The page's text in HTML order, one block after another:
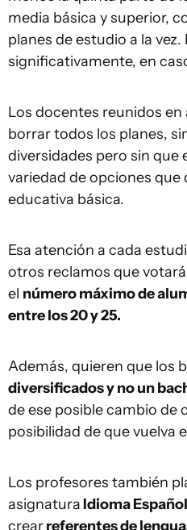
media básica y superior,
planes de estudio a la
significativamente, en
Los docentes reunidos
borrar todos los planes,
diversidades pero sin que
variedad de opciones que
educativa básica.
Esa atención a cada
otros reclamos que
el número máximo de
entre los 20 y 25.
Además, quieren que los
diversificados y no un
de ese posible cambio de
posibilidad de que vuelva
Los profesores también
asignatura Idioma
crearreferentes de